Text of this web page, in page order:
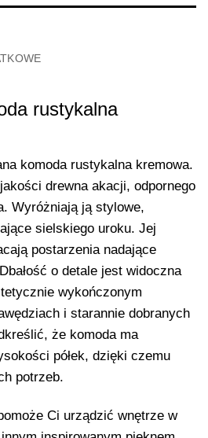
rustykalna
komoda rustykalna kremowa.
drewna akacji, odpornego
Wyróżniają ją stylowe,
sielskiego uroku. Jej
postarzenia nadające
o detale jest widoczna
wykończonym
i starannie dobranych
że komoda ma
półek, dzięki czemu
potrzeb.
Ci urządzić wnętrze w